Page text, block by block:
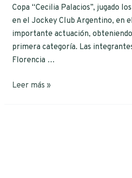
Copa “Cecilia Palacios”, jugado
en el Jockey Club Argentino, en
importante actuación,
primera categoría. Las
Florencia …
Leer más »